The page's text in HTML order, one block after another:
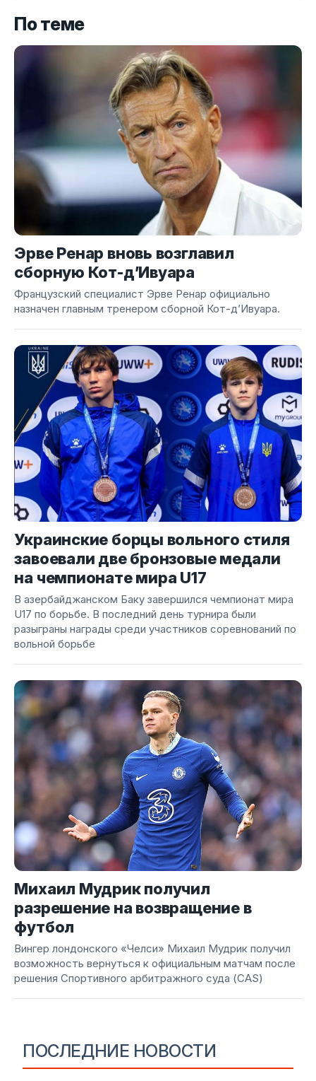
ПОСЛЕДНИЕ НОВОСТИ
По теме
Эрве Ренар вновь возглавил
сборную Кот-д’Ивуара
Французский специалист Эрве Ренар официально
назначен главным тренером сборной Кот-д’Ивуара.
Украинские борцы вольного стиля
завоевали две бронзовые медали
на чемпионате мира U17
В азербайджанском Баку завершился чемпионат мира
U17 по борьбе. В последний день турнира были
разыграны награды среди участников соревнований по
вольной борьбе
Михаил Мудрик получил
разрешение на возвращение в
футбол
Вингер лондонского «Челси» Михаил Мудрик получил
возможность вернуться к официальным матчам после
решения Спортивного арбитражного суда (CAS)